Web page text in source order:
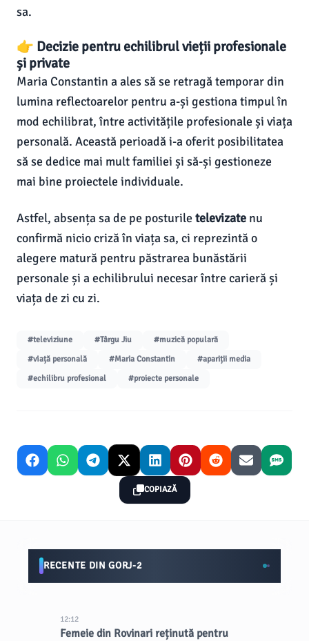
sa.
👉 Decizie pentru echilibrul vieții profesionale
și private
Maria Constantin a ales să se retragă temporar din
lumina reflectoarelor pentru a-și gestiona timpul în
mod echilibrat, între activitățile profesionale și viața
personală. Această perioadă i-a oferit posibilitatea
să se dedice mai mult familiei și să-și gestioneze
mai bine proiectele individuale.
Astfel, absența sa de pe posturile televizate nu
confirmă nicio criză în viața sa, ci reprezintă o
alegere matură pentru păstrarea bunăstării
personale și a echilibrului necesar între carieră și
viața de zi cu zi.
#televiziune #Târgu Jiu
#muzică populară
#viață personală
#Maria Constantin
#apariții media
#echilibru profesional
#proiecte personale
COPIAZĂ
RECENTE DIN GORJ-2
12:12
Femeie din Rovinari reținută pentru